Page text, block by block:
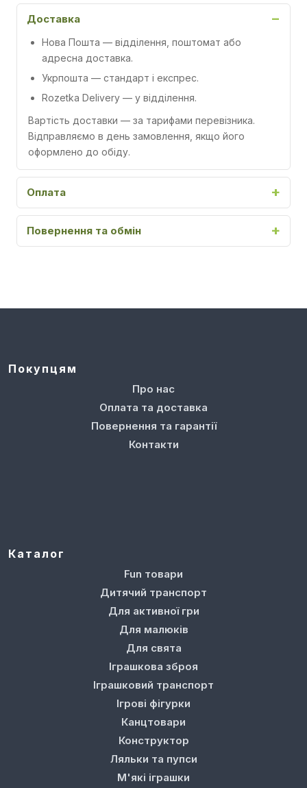
Доставка
Нова Пошта — відділення, поштомат або
адресна доставка.
Укрпошта — стандарт і експрес.
Rozetka Delivery — у відділення.
Вартість доставки — за тарифами перевізника.
Відправляємо в день замовлення, якщо його
оформлено до обіду.
Оплата
Повернення та обмін
Покупцям
Про нас
Оплата та доставка
Повернення та гарантії
Контакти
Каталог
Fun товари
Дитячий транспорт
Для активної гри
Для малюків
Для свята
Іграшкова зброя
Іграшковий транспорт
Ігрові фігурки
Канцтовари
Конструктор
Ляльки та пупси
М'які іграшки